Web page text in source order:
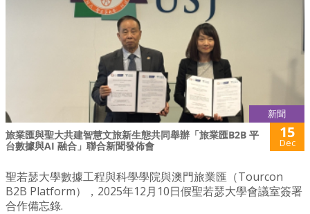
新聞
旅業匯與聖大共建智慧文旅新生態共同舉辦「旅業匯B2B 平
台數據與AI 融合」聯合新聞發佈會
15
Dec
聖若瑟大學數據工程與科學學院與澳門旅業匯（Tourcon
B2B Platform），2025年12月10日假聖若瑟大學會議室簽署
合作備忘錄.